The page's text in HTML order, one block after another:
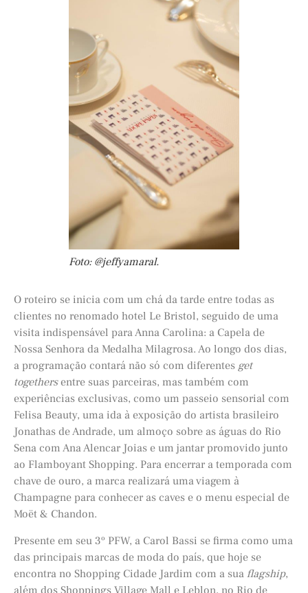
Foto: @jeffyamaral.
O roteiro se inicia com um chá da tarde entre todas as
clientes no renomado hotel Le Bristol, seguido de uma
visita indispensável para Anna Carolina: a Capela de
Nossa Senhora da Medalha Milagrosa. Ao longo dos dias,
a programação contará não só com diferentes get
togethersentre suas parceiras, mas também com
experiências exclusivas, como um passeio sensorial com
Felisa Beauty, uma ida à exposição do artista brasileiro
Jonathas de Andrade, um almoço sobre as águas do Rio
Sena com Ana Alencar Joias e um jantar promovido junto
ao Flamboyant Shopping. Para encerrar a temporada com
chave de ouro, a marca realizará uma viagem à
Champagne para conhecer as caves e o menu especial de
Moët & Chandon.
Presente em seu 3º PFW, a Carol Bassi se firma como uma
das principais marcas de moda do país, que hoje se
encontra no Shopping Cidade Jardim com a sua flagship,
além dos Shoppings Village Mall e Leblon, no Rio de